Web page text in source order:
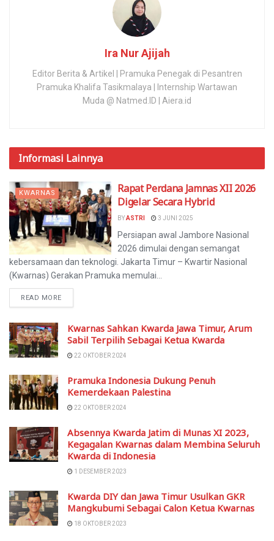
Ira Nur Ajijah
Editor Berita & Artikel | Pramuka Penegak di Pesantren
Pramuka Khalifa Tasikmalaya | Internship Wartawan
Muda @ Natmed.ID | Aiera.id
Informasi Lainnya
KWARNAS
Rapat Perdana Jamnas XII 2026
Digelar Secara Hybrid
BYASTRI 3 JUNI 2025
Persiapan awal Jambore Nasional
2026 dimulai dengan semangat
kebersamaan dan teknologi. Jakarta Timur – Kwartir Nasional
(Kwarnas) Gerakan Pramuka memulai...
READ MORE
Kwarnas Sahkan Kwarda Jawa Timur, Arum
Sabil Terpilih Sebagai Ketua Kwarda
22 OKTOBER 2024
Pramuka Indonesia Dukung Penuh
Kemerdekaan Palestina
22 OKTOBER 2024
Absennya Kwarda Jatim di Munas XI 2023,
Kegagalan Kwarnas dalam Membina Seluruh
Kwarda di Indonesia
1 DESEMBER 2023
Kwarda DIY dan Jawa Timur Usulkan GKR
Mangkubumi Sebagai Calon Ketua Kwarnas
18 OKTOBER 2023